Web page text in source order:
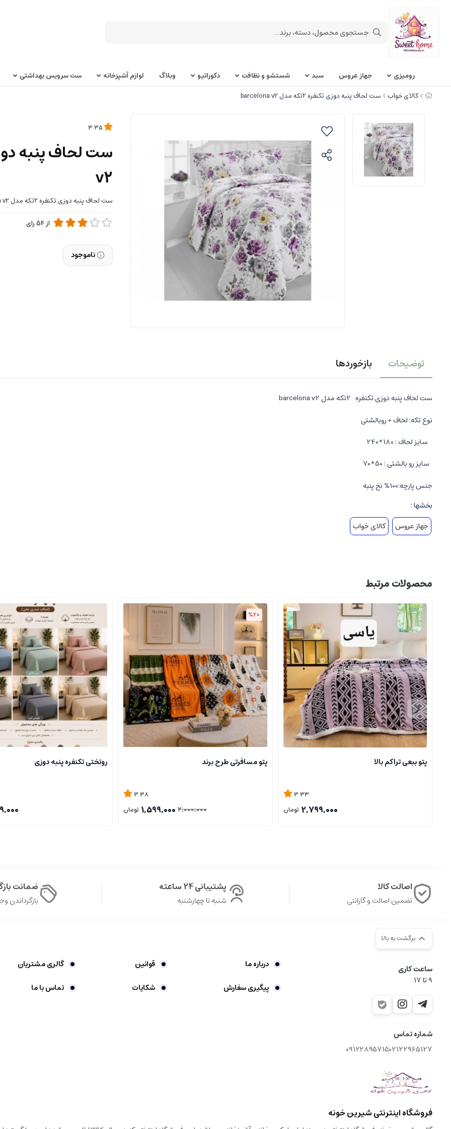
روميزی جهاز عروس سبد شستشو و نظافت دکوراتیو وبلاگ لوازم آشپزخانه
ست سرویس بهداشتی
کالای خواب
ست لحاف پنبه دوزی تکنفره 2تکه مدل barcelona v2
v2
ست لحاف پنبه دوزی تکنفره 2تکه مدل barcelona v2
از54رای
ناموجود
توضیحات بازخوردها
ست لحاف پنبه دوزی تکنفره 2تکه مدل barcelona v2
نوع تکه: لحاف + روبالشتی
سایز لحاف : 180*240
سایز رو بالشتی : 50*70
جنس پارچه:100% نخ پنبه
بخشها :
جهاز عروس
کالای خواب
محصولات مرتبط
پتو ببعی تراکم بالا
3.33
2,799,000 تومان
%20
پتو مسافرتی طرح برند
3.38
2,000,000
1,599,000 تومان
روتختی تکنفره پنبه دوزی
اصالت کالا
تضمین اصالت و گارانتی
پشتیبانی 24 ساعته
شنبه تا چهارشنبه
ضمانت
بازگرداندن وجه
برگشت به بالا
ساعت کاری
9‌ تا ۱۷
شماره تماس
02122965127
09122895715
درباره ما قوانین
گالری مشتریان
پیگیری سفارش
شکایات تماس با ما
فروشگاه اینترنتی شیرین خونه